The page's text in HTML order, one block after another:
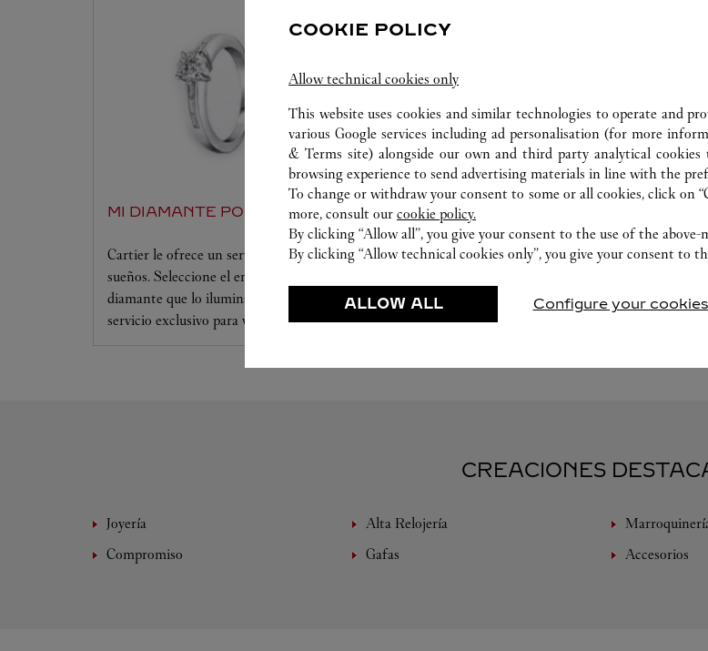
MI DIAMANTE POR CARTIER
Cartier le ofrece un servicio a la medida de sus
sueños. Seleccione el engaste que desee y el
diamante que lo iluminará. Déjese seducir por este
servicio exclusivo para vivir un momento único.
TALLER DE RELOJERÍA
Nuestro expertos Cartier están a su
creaciones y si es necesario, proceder a un
inmediato.
CREACIONES
Joyería Alta Relojería
Compromiso
Gafas Accesorios
COOKIE POLICY
Allow technical cookies only
This website uses cookies and similar technologies to operate and
various Google services including ad personalisation (for more
& Terms site) alongside our own and third party analytical cookies
browsing experience to send advertising materials in line with the
To change or withdraw your consent to some or all cookies, click on
more, consult our cookie policy.
By clicking “Allow all”, you give your consent to the use of the above-
By clicking “Allow technical cookies only”, you give your consent to
ALLOW ALL Configure your cookies